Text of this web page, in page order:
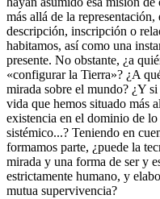
más allá de la
descripción, inscripción o
habitamos, así como una
presente. No obstante, ¿a
«configurar la Tierra»? ¿A
mirada sobre el mundo? ¿Y
vida que hemos situado más
existencia en el dominio de
sistémico...? Teniendo en
formamos parte, ¿puede la
mirada y una forma de ser y
estrictamente humano, y
mutua supervivencia?